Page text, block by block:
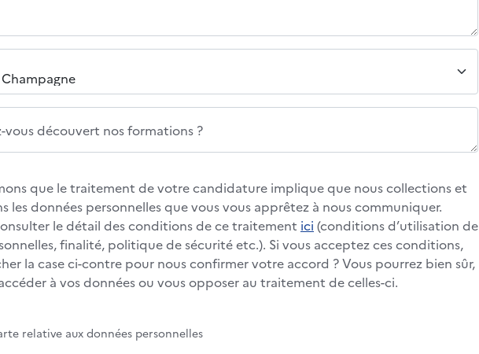
vous découvert nos formations ?
que le traitement de votre candidature implique que nous collections et
les données personnelles que vous vous apprêtez à nous communiquer.
le détail des conditions de ce traitement ici (conditions d’utilisation de
finalité, politique de sécurité etc.). Si vous acceptez ces conditions,
la case ci-contre pour nous confirmer votre accord ? Vous pourrez bien sûr,
à vos données ou vous opposer au traitement de celles-ci.
relative aux données personnelles